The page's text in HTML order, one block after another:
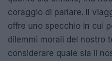
coraggio di parlare. Il
offre uno specchio in cui
dilemmi morali del nostro
considerare quale sia il